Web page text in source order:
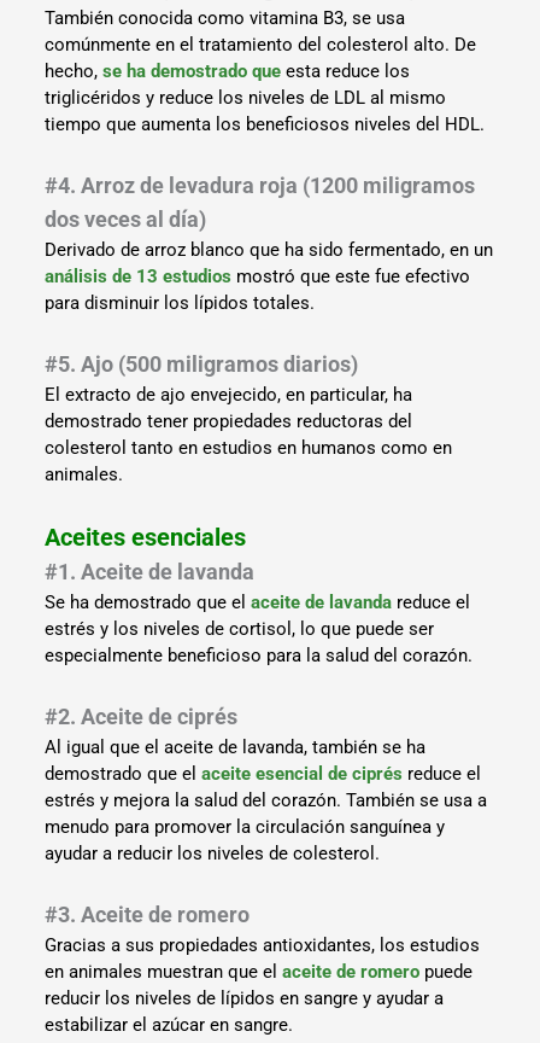
También conocida como vitamina B3, se usa
comúnmente en el tratamiento del colesterol alto. De
hecho,se ha demostrado que esta reduce los
triglicéridos y reduce los niveles de LDL al mismo
tiempo que aumenta los beneficiosos niveles del HDL.
#4. Arroz de levadura roja (1200 miligramos
dos veces al día)
Derivado de arroz blanco que ha sido fermentado, en un
análisis de 13 estudios mostró que este fue efectivo
para disminuir los lípidos totales.
#5. Ajo (500 miligramos diarios)
El extracto de ajo envejecido, en particular, ha
demostrado tener propiedades reductoras del
colesterol tanto en estudios en humanos como en
animales.
Aceites esenciales
#1. Aceite de lavanda
Se ha demostrado que elaceite de lavanda reduce el
estrés y los niveles de cortisol, lo que puede ser
especialmente beneficioso para la salud del corazón.
#2. Aceite de ciprés
Al igual que el aceite de lavanda, también se ha
demostrado que elaceite esencial de ciprés reduce el
estrés y mejora la salud del corazón. También se usa a
menudo para promover la circulación sanguínea y
ayudar a reducir los niveles de colesterol.
#3. Aceite de romero
Gracias a sus propiedades antioxidantes, los estudios
en animales muestran que elaceite de romero puede
reducir los niveles de lípidos en sangre y ayudar a
estabilizar el azúcar en sangre.